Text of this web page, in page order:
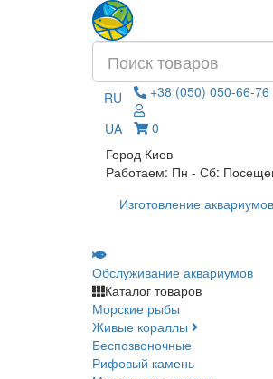
RU
UA
+38 (050) 050-66-76
0
Город Киев
Работаем: Пн - Сб:
Изготовление аквариумов
Обслуживание аквариумов
Каталог товаров
Морские рыбы
Живые кораллы
Беспозвоночные
Рифовый камень